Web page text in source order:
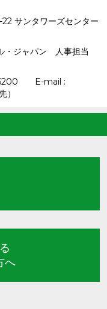
サンタワーズセンター
・ジャパン 人事担当
6200 E-mail :
へ